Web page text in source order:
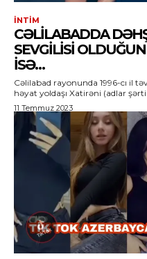
İNTIM
CƏLILABADDA
SEVGILISI
ISƏ…
Cəlilabad rayonunda 1996-cı il
həyat yoldaşı Xatirəni (adlar şərti
11 Temmuz 2023